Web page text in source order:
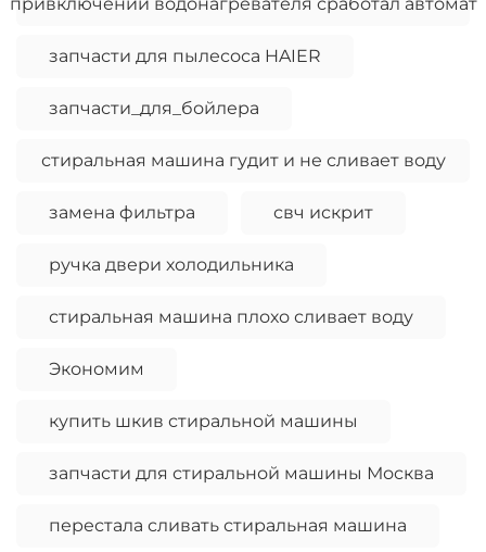
привключении водонагревателя сработал автомат
запчасти для пылесоса HAIER
запчасти_для_бойлера
стиральная машина гудит и не сливает воду
замена фильтра свч искрит
ручка двери холодильника
стиральная машина плохо сливает воду
Экономим
купить шкив стиральной машины
запчасти для стиральной машины Москва
перестала сливать стиральная машина